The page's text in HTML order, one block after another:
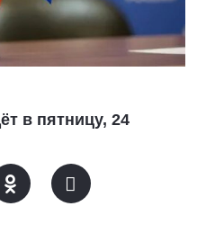
в пятницу, 24